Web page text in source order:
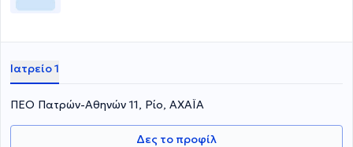
Ιατρείο 1
ΠΕΟ Πατρών-Αθηνών 11, Ρίο, ΑΧΑΪΑ
Δες το προφίλ